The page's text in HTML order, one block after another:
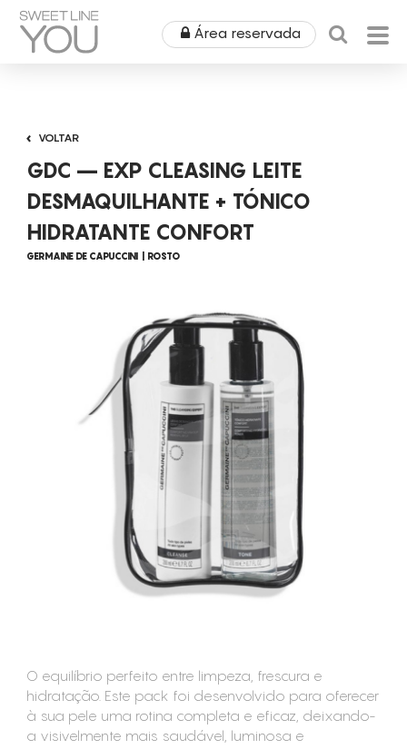
Área reservada
PRODUTOS
EQUIPAMENTOS
MOBILIÁRIO
SPA
CONSUMÍVEIS
ÁREA MÉDICA
CAMPANHAS
NOTÍCIAS & EVENTOS
ASSISTÊNCIA TÉCNICA
CONTACTOS
VOLTAR
GDC – EXP CLEASING LEITE
DESMAQUILHANTE + TÓNICO
HIDRATANTE CONFORT
GERMAINE DE CAPUCCINI ROSTO
O equilíbrio perfeito entre limpeza, frescura e
hidratação. Este pack foi desenvolvido para oferecer
à sua pele uma rotina completa e eficaz, deixando-
a visivelmente mais saudável, luminosa e